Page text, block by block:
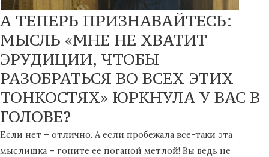
А ТЕПЕРЬ ПРИЗНАВАЙТЕСЬ:
МЫСЛЬ «МНЕ НЕ ХВАТИТ
ЭРУДИЦИИ, ЧТОБЫ
РАЗОБРАТЬСЯ ВО ВСЕХ ЭТИХ
ТОНКОСТЯХ» ЮРКНУЛА У ВАС В
ГОЛОВЕ?
Если нет – отлично. А если пробежала все-таки эта
мыслишка – гоните ее поганой метлой! Вы ведь не